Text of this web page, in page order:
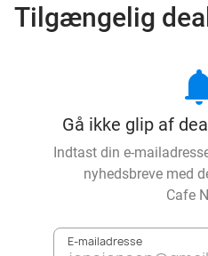
Tilgængelig
Gå ikke glip af
Indtast din e-
nyhedsbreve med
Cafe
E-mailadresse